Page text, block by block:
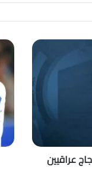
عراقيين